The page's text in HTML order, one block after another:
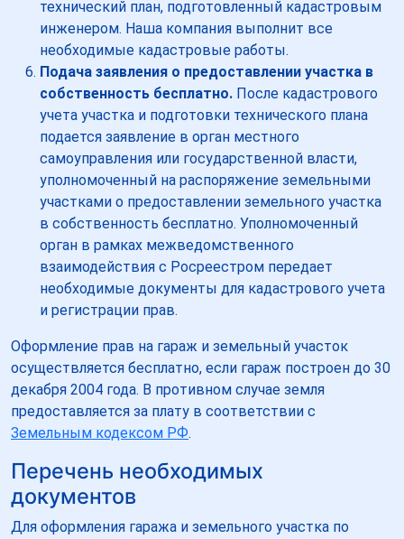
технический план, подготовленный кадастровым
инженером. Наша компания выполнит все
необходимые кадастровые работы.
Подача заявления о предоставлении участка в
собственность бесплатно. После кадастрового
учета участка и подготовки технического плана
подается заявление в орган местного
самоуправления или государственной власти,
уполномоченный на распоряжение земельными
участками о предоставлении земельного участка
в собственность бесплатно. Уполномоченный
орган в рамках межведомственного
взаимодействия с Росреестром передает
необходимые документы для кадастрового учета
и регистрации прав.
Оформление прав на гараж и земельный участок
осуществляется бесплатно, если гараж построен до 30
декабря 2004 года. В противном случае земля
предоставляется за плату в соответствии с
Земельным кодексом РФ.
Перечень необходимых
документов
Для оформления гаража и земельного участка по